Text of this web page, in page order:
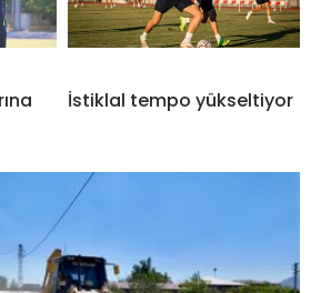
İstiklal tempo yükseltiyor